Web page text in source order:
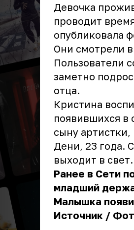
Девочка
проводит
опубликовала
Они смотрели
Пользователи
заметно
отца.
Кристина
появившихся
сыну
Дени, 23 года.
выходит в свет.
Ранее в Сети
младший
Малышка
Источник /